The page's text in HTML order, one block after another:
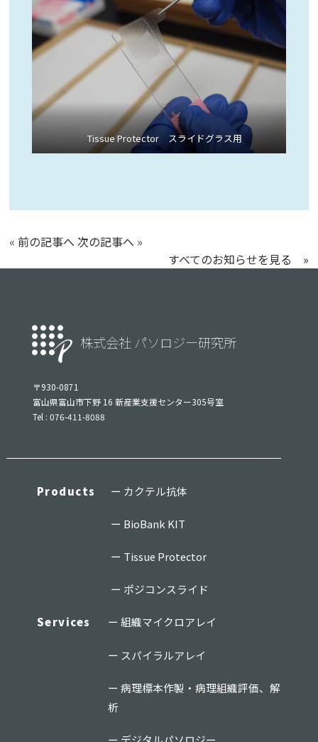
Tissue Protector スライドグラス用
«前の記事へ 次の記事へ »
すべてのお知らせを見る »
株式会社 パソロジー研究所
〒930-0871
富山県富山市下野 16 新産業支援センター305号室
Tel : 076-411-8088
Products カクテル抗体
BioBank KIT
Tissue Protector
ポジコンスライド
Services 組織マイクロアレイ
スパイラルアレイ
病理標本作製・病理組織評価、解
析